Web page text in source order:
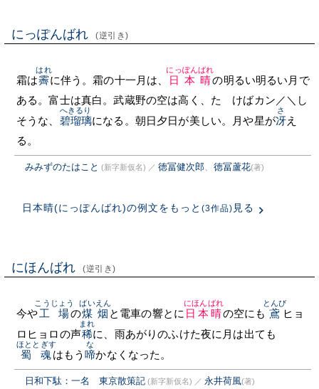
にっぽんばれ (逆引き)
霜は霽
はれ
に伴う。霜の十一月は、 日本晴
にっぽんばれ
の明るい明るい月で
ある。富士は真白。武蔵野の空は高く、たゝけばカン／＼し
そうな、 碧瑠璃
へきるり
になる。朝日夕日が美しい。月や星が冴
さ
え
る。
みみずのたはこと (新字新仮名) ／ 徳冨健次郎、 徳冨蘆花(著)
日本晴(にっぽんばれ)の例文をもっと (3作品) 見る
にほんばれ (逆引き)
今や工場
こうじょう
の煤烟
ばいえん
と電車の響とに 日本晴
にほんばれ
の空にも 鳶
とんび
ヒョ
ロヒョロの声稀
まれ
に、雨あがりのふけた夜に月は出ても
蜀魂
ほととぎす
はもう啼
な
かなくなった。
日和下駄：一名 東京散策記 (新字新仮名) ／ 永井荷風(著)